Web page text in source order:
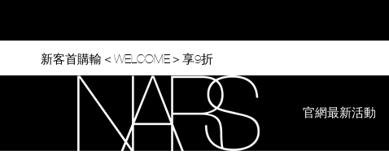
content
新客首購輸＜WELCOME＞享9折
官網最新活動